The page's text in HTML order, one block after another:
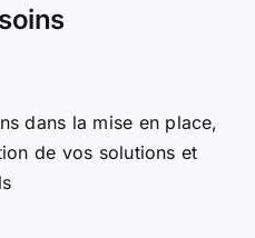
dans la mise en place,
de vos solutions et